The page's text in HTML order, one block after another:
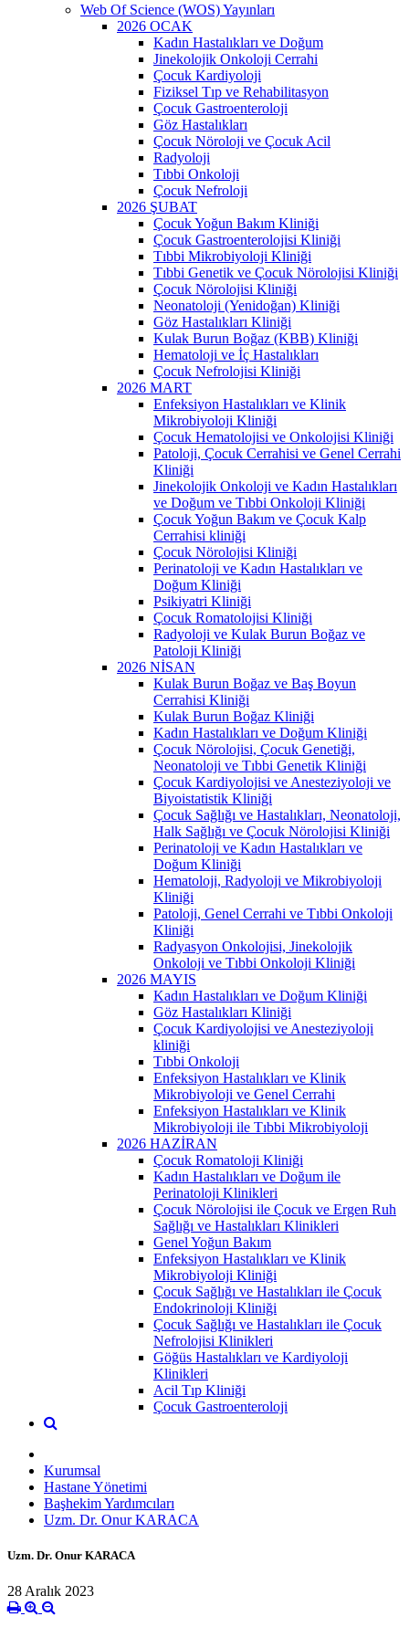
Web Of Science (WOS) Yayınları
2026 OCAK
Kadın Hastalıkları ve Doğum
Jinekolojik Onkoloji Cerrahi
Çocuk Kardiyoloji
Fiziksel Tıp ve Rehabilitasyon
Çocuk Gastroenteroloji
Göz Hastalıkları
Çocuk Nöroloji ve Çocuk Acil
Radyoloji
Tıbbi Onkoloji
Çocuk Nefroloji
2026 ŞUBAT
Çocuk Yoğun Bakım Kliniği
Çocuk Gastroenterolojisi Kliniği
Tıbbi Mikrobiyoloji Kliniği
Tıbbi Genetik ve Çocuk Nörolojisi Kliniği
Çocuk Nörolojisi Kliniği
Neonatoloji (Yenidoğan) Kliniği
Göz Hastalıkları Kliniği
Kulak Burun Boğaz (KBB) Kliniği
Hematoloji ve İç Hastalıkları
Çocuk Nefrolojisi Kliniği
2026 MART
Enfeksiyon Hastalıkları ve Klinik
Mikrobiyoloji Kliniği
Çocuk Hematolojisi ve Onkolojisi Kliniği
Patoloji, Çocuk Cerrahisi ve Genel Cerrahi
Kliniği
Jinekolojik Onkoloji ve Kadın Hastalıkları
ve Doğum ve Tıbbi Onkoloji Kliniği
Çocuk Yoğun Bakım ve Çocuk Kalp
Cerrahisi kliniği
Çocuk Nörolojisi Kliniği
Perinatoloji ve Kadın Hastalıkları ve
Doğum Kliniği
Psikiyatri Kliniği
Çocuk Romatolojisi Kliniği
Radyoloji ve Kulak Burun Boğaz ve
Patoloji Kliniği
2026 NİSAN
Kulak Burun Boğaz ve Baş Boyun
Cerrahisi Kliniği
Kulak Burun Boğaz Kliniği
Kadın Hastalıkları ve Doğum Kliniği
Çocuk Nörolojisi, Çocuk Genetiği,
Neonatoloji ve Tıbbi Genetik Kliniği
Çocuk Kardiyolojisi ve Anesteziyoloji ve
Biyoistatistik Kliniği
Çocuk Sağlığı ve Hastalıkları, Neonatoloji,
Halk Sağlığı ve Çocuk Nörolojisi Kliniği
Perinatoloji ve Kadın Hastalıkları ve
Doğum Kliniği
Hematoloji, Radyoloji ve Mikrobiyoloji
Kliniği
Patoloji, Genel Cerrahi ve Tıbbi Onkoloji
Kliniği
Radyasyon Onkolojisi, Jinekolojik
Onkoloji ve Tıbbi Onkoloji Kliniği
2026 MAYIS
Kadın Hastalıkları ve Doğum Kliniği
Göz Hastalıkları Kliniği
Çocuk Kardiyolojisi ve Anesteziyoloji
kliniği
Tıbbi Onkoloji
Enfeksiyon Hastalıkları ve Klinik
Mikrobiyoloji ve Genel Cerrahi
Enfeksiyon Hastalıkları ve Klinik
Mikrobiyoloji ile Tıbbi Mikrobiyoloji
2026 HAZİRAN
Çocuk Romatoloji Kliniği
Kadın Hastalıkları ve Doğum ile
Perinatoloji Klinikleri
Çocuk Nörolojisi ile Çocuk ve Ergen Ruh
Sağlığı ve Hastalıkları Klinikleri
Genel Yoğun Bakım
Enfeksiyon Hastalıkları ve Klinik
Mikrobiyoloji Kliniği
Çocuk Sağlığı ve Hastalıkları ile Çocuk
Endokrinoloji Kliniği
Çocuk Sağlığı ve Hastalıkları ile Çocuk
Nefrolojisi Klinikleri
Göğüs Hastalıkları ve Kardiyoloji
Klinikleri
Acil Tıp Kliniği
Çocuk Gastroenteroloji
Kurumsal
Hastane Yönetimi
Başhekim Yardımcıları
Uzm. Dr. Onur KARACA
Uzm. Dr. Onur KARACA
28 Aralık 2023